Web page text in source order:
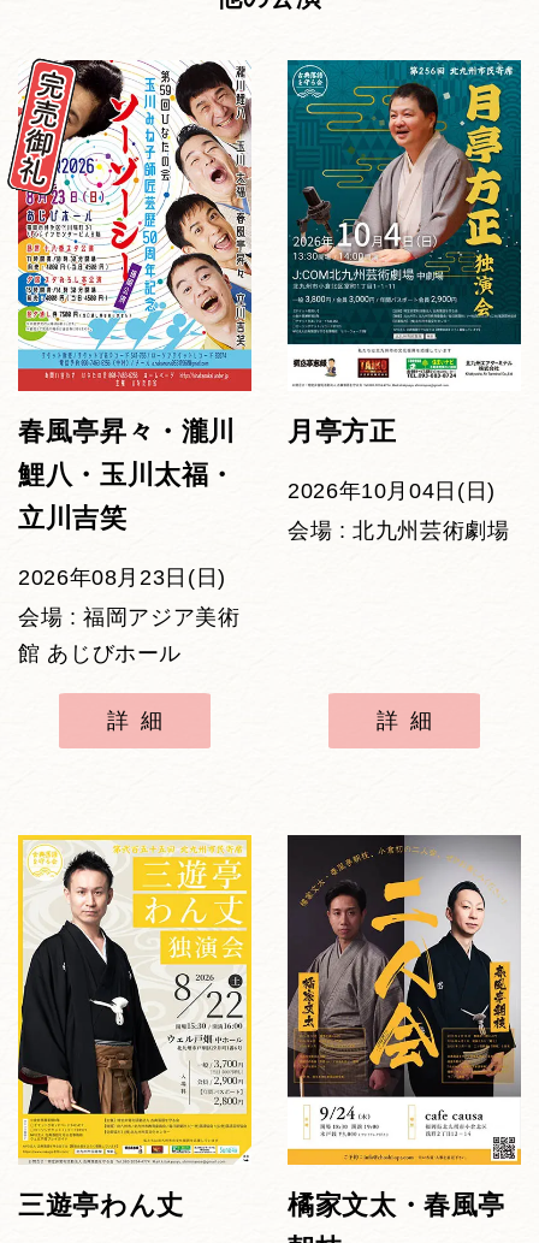
春風亭昇々・瀧川
鯉八・玉川太福・
立川吉笑
2026年08月23日(日)
会場 : 福岡アジア美術
館 あじびホール
詳細
月亭方正
2026年10月04日(日)
会場 : 北九州芸術劇場
詳細
三遊亭わん丈
橘家文太・春風亭